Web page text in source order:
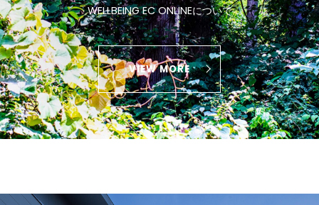
WELLBEING EC ONLINEについて
VIEW MORE